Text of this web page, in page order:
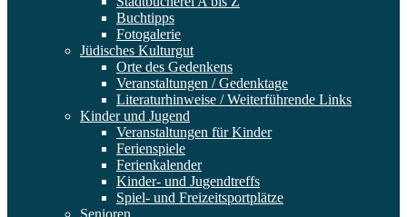
Buchtipps
Fotogalerie
Jüdisches Kulturgut
Orte des Gedenkens
Veranstaltungen / Gedenktage
Literaturhinweise / Weiterführende Links
Kinder und Jugend
Veranstaltungen für Kinder
Ferienspiele
Ferienkalender
Kinder- und Jugendtreffs
Spiel- und Freizeitsportplätze
Senioren